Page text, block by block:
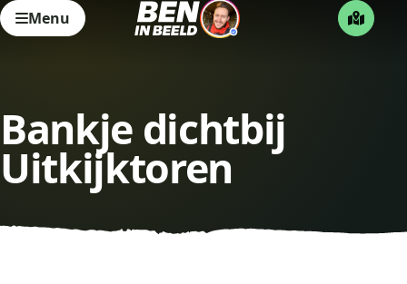
Menu
Bankje dichtbij
Uitkijktoren